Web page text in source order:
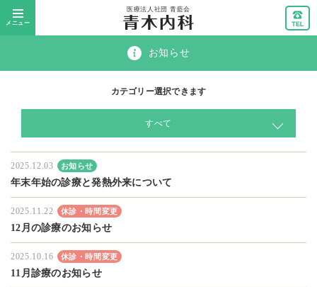
メニュー
お知らせ
カテゴリー選択できます
すべて
2025.12.03 お知らせ
年末年始の診療と発熱外来について
2025.11.22 休診・時間変更
12月の診療のお知らせ
2025.10.16 休診・時間変更
11月診療のお知らせ